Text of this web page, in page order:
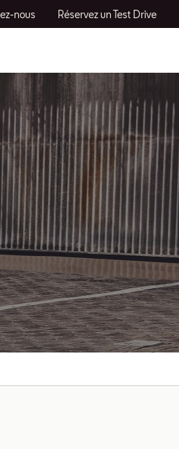
nous Réservez un Test Drive